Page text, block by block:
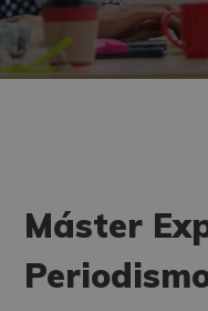
Máster